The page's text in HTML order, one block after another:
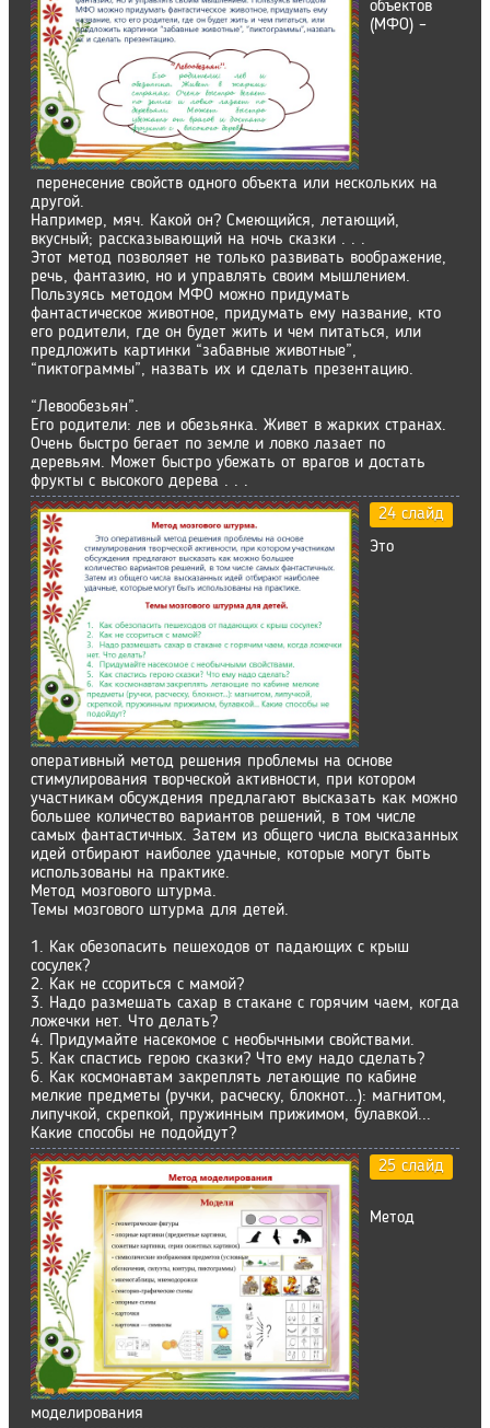
объектов
(МФО) –
перенесение свойств одного объекта или нескольких на
другой.
Например, мяч. Какой он? Смеющийся, летающий,
вкусный; рассказывающий на ночь сказки . . .
Этот метод позволяет не только развивать воображение,
речь, фантазию, но и управлять своим мышлением.
Пользуясь методом МФО можно придумать
фантастическое животное, придумать ему название, кто
его родители, где он будет жить и чем питаться, или
предложить картинки “забавные животные”,
“пиктограммы”, назвать их и сделать презентацию.
“Левообезьян”.
Его родители: лев и обезьянка. Живет в жарких странах.
Очень быстро бегает по земле и ловко лазает по
деревьям. Может быстро убежать от врагов и достать
фрукты с высокого дерева . . .
24 слайд
Это
оперативный метод решения проблемы на основе
стимулирования творческой активности, при котором
участникам обсуждения предлагают высказать как можно
большее количество вариантов решений, в том числе
самых фантастичных. Затем из общего числа высказанных
идей отбирают наиболее удачные, которые могут быть
использованы на практике.
Метод мозгового штурма.
Темы мозгового штурма для детей.
1. Как обезопасить пешеходов от падающих с крыш
сосулек?
2. Как не ссориться с мамой?
3. Надо размешать сахар в стакане с горячим чаем, когда
ложечки нет. Что делать?
4. Придумайте насекомое с необычными свойствами.
5. Как спастись герою сказки? Что ему надо сделать?
6. Как космонавтам закреплять летающие по кабине
мелкие предметы (ручки, расческу, блокнот...): магнитом,
липучкой, скрепкой, пружинным прижимом, булавкой...
Какие способы не подойдут?
25 слайд
Метод
моделирования